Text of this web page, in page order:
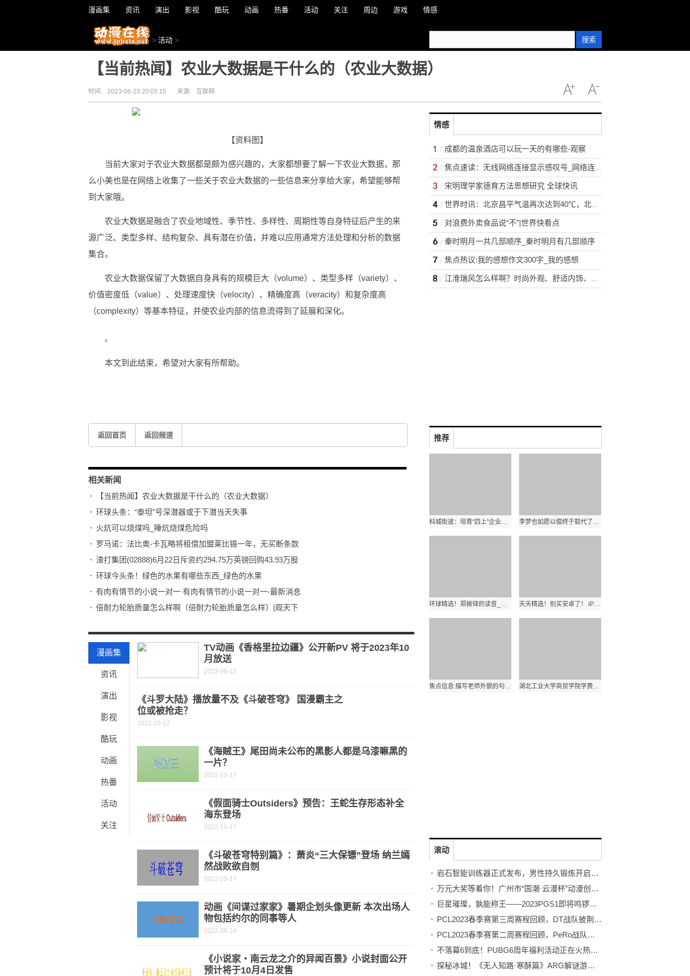
漫画集 资讯 演出 影视 酷玩 动画 热番 活动 关注 周边 游戏 情感
> 活动 > 搜索
【当前热闻】农业大数据是干什么的（农业大数据）
时间: 2023-06-23 20:05:15 来源: 互联网
【资料图】
当前大家对于农业大数据都是颇为感兴趣的，大家都想要了解一下农业大数据，那
么小美也是在网络上收集了一些关于农业大数据的一些信息来分享给大家，希望能够帮
到大家哦。
农业大数据是融合了农业地域性、季节性、多样性、周期性等自身特征后产生的来
源广泛、类型多样、结构复杂、具有潜在价值，并难以应用通常方法处理和分析的数据
集合。
农业大数据保留了大数据自身具有的规模巨大（volume）、类型多样（variety）、
价值密度低（value）、处理速度快（velocity）、精确度高（veracity）和复杂度高
（complexity）等基本特征，并使农业内部的信息流得到了延展和深化。
。
本文到此结束，希望对大家有所帮助。
返回首页 返回频道
相关新闻
【当前热闻】农业大数据是干什么的（农业大数据）
环球头条：“泰坦”号深潜器或于下潜当天失事
火炕可以烧煤吗_睡炕烧煤危险吗
罗马诺：法比奥-卡瓦略将租借加盟莱比锡一年，无买断条款
渣打集团(02888)6月22日斥资约294.75万英镑回购43.93万股
环球今头条！绿色的水果有哪些东西_绿色的水果
有肉有情节的小说一对一 有肉有情节的小说一对一-最新消息
倍耐力轮胎质量怎么样啊（倍耐力轮胎质量怎么样）|观天下
漫画集
资讯
演出
影视
酷玩
动画
热番
活动
关注
TV动画《香格里拉边疆》公开新PV 将于2023年10
月放送
2023-06-15
《斗罗大陆》播放量不及《斗破苍穹》 国漫霸主之
位或被抢走？
2022-10-17
《海贼王》尾田尚未公布的黑影人都是乌漆嘛黑的
一片？
2022-10-17
《假面骑士Outsiders》预告：王蛇生存形态补全
海东登场
2022-10-17
《斗破苍穹特别篇》：萧炎“三大保镖”登场 纳兰嫣
然战败欲自刎
2022-10-17
动画《间谍过家家》暑期企划头像更新 本次出场人
物包括约尔的同事等人
2022-08-24
《小说家・南云龙之介的异闻百景》小说封面公开
预计将于10月4日发售
情感
成都的温泉酒店可以玩一天的有哪些-观察
焦点速读：无线网络连接显示感叹号_网络连接显示感叹号
宋明理学家德育方法思想研究 全球快讯
世界时讯：北京昌平气温再次达到40℃，北京地区首现40℃“三连击”
对浪费外卖食品说“不”|世界快看点
秦时明月一共几部顺序_秦时明月有几部顺序
焦点热议:我的感想作文300字_我的感想
江淮瑞风怎么样啊？时尚外观、舒适内饰、可靠动力，完美搭配！-环球快看
推荐
科城街道：培育“四上”企业积蓄发展后劲_每日焦点 李梦也如愿以偿终于取代了韩旭登上了官方海报 天天信息
环球精选！郑振铎的读音_铎的读音 天天精选！别买安卓了！ iPhone 11低至2899元
焦点信息:描写老师外貌的句子优美_描写老师外貌的句子 湖北工业大学商贸学院学费_湖北工业大学商贸学院_天天信息
滚动
岩石智能训练器正式发布，男性持久锻炼开启智能浪潮
万元大奖等着你！广州市“国潮·云漫杯”动漫创作大赛开赛！
巨星璀璨，孰能称王——2023PGS1即将鸣锣开赛！
PCL2023春季赛第三周赛程回顾，DT战队披荆斩棘登顶周冠
PCL2023春季赛第二周赛程回顾，PeRo战队绝地反击夺桂冠
不落幕6到底！PUBG6周年福利活动正在火热开启！
探秘冰城！《无人知路·寒酥篇》ARG解谜游戏！打破次元的更多可能！